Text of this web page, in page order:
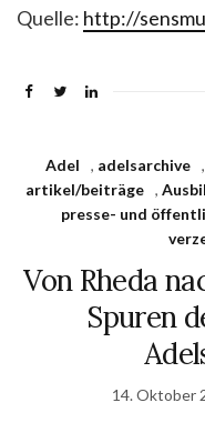
Quelle: http://
Adel , adelsarchive ,
artikel/beiträge
,
presse- und
Von Rheda
Spuren
14. Oktober